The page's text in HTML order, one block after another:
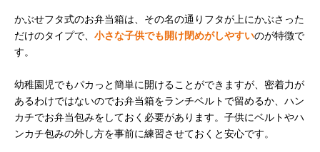
かぶせフタ式のお弁当箱は、その名の通りフタが上にかぶさった
だけのタイプで、 小さな子供でも開け閉めがしやすいのが特徴で
す。
幼稚園児でもパカっと簡単に開けることができますが、密着力が
あるわけではないのでお弁当箱をランチベルトで留めるか、ハン
カチでお弁当包みをしておく必要があります。子供にベルトやハ
ンカチ包みの外し方を事前に練習させておくと安心です。